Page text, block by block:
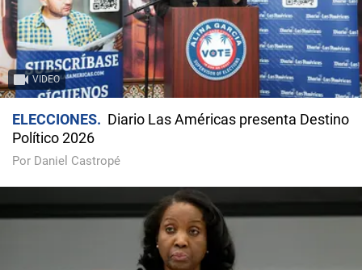
VIDEO
ELECCIONES
Diario Las Américas presenta Destino
Político 2026
Por Daniel Castropé